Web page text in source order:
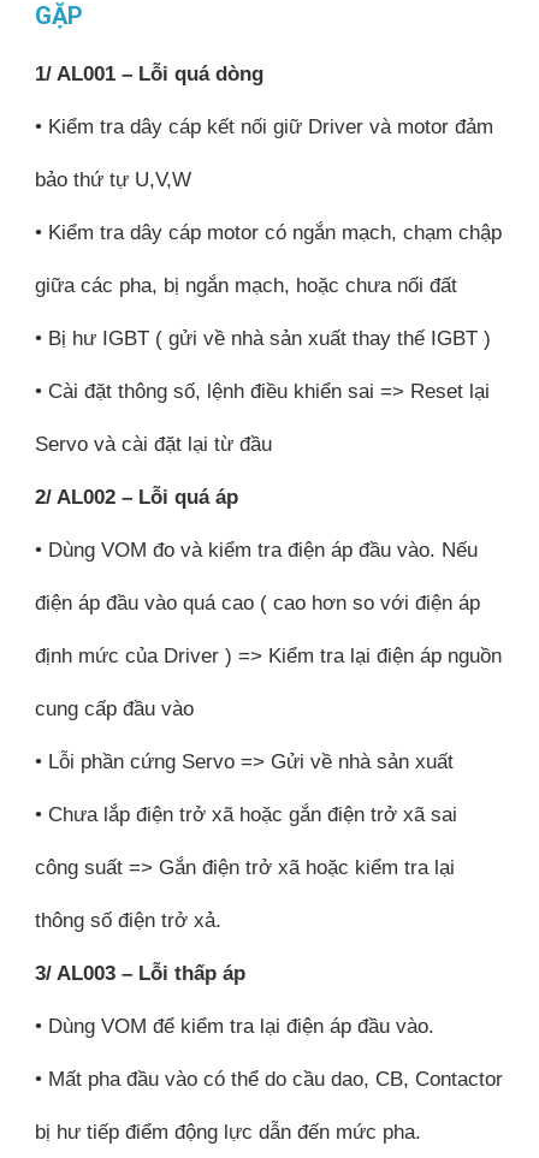
GẶP
1/ AL001 – Lỗi quá dòng
• Kiểm tra dây cáp kết nối giữ Driver và motor đảm
bảo thứ tự U,V,W
• Kiểm tra dây cáp motor có ngắn mạch, chạm chập
giữa các pha, bị ngắn mạch, hoặc chưa nối đất
• Bị hư IGBT ( gửi về nhà sản xuất thay thế IGBT )
• Cài đặt thông số, lệnh điều khiển sai => Reset lại
Servo và cài đặt lại từ đầu
2/ AL002 – Lỗi quá áp
• Dùng VOM đo và kiểm tra điện áp đầu vào. Nếu
điện áp đầu vào quá cao ( cao hơn so với điện áp
định mức của Driver ) => Kiểm tra lại điện áp nguồn
cung cấp đầu vào
• Lỗi phần cứng Servo => Gửi về nhà sản xuất
• Chưa lắp điện trở xã hoặc gắn điện trở xã sai
công suất => Gắn điện trở xã hoặc kiểm tra lại
thông số điện trở xả.
3/ AL003 – Lỗi thấp áp
• Dùng VOM để kiểm tra lại điện áp đầu vào.
• Mất pha đầu vào có thể do cầu dao, CB, Contactor
bị hư tiếp điểm động lực dẫn đến mức pha.